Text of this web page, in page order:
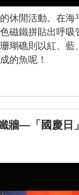
休閒活動。在海
磁鐵拼貼出呼
瑚礁則以紅、藍
的魚呢！
牆—「國慶日